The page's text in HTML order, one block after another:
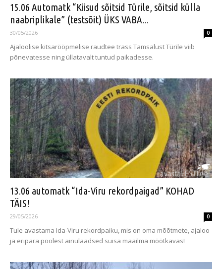
15.06 Automatk “Kiisud sõitsid Türile, sõitsid külla
naabriplikale” (testsõit) ÜKS VABA...
30/05/2026 0
Ajaloolise kitsarööpmelise raudtee trass Tamsalust Türile viib
põnevatesse ning üllatavalt tuntud paikadesse.
13.06 automatk “Ida-Viru rekordpaigad” KOHAD
TÄIS!
29/05/2026 0
Tule avastama Ida-Viru rekordpaiku, mis on oma mõõtmete, ajaloo
ja eripära poolest ainulaadsed suisa maailma mõõtkavas!